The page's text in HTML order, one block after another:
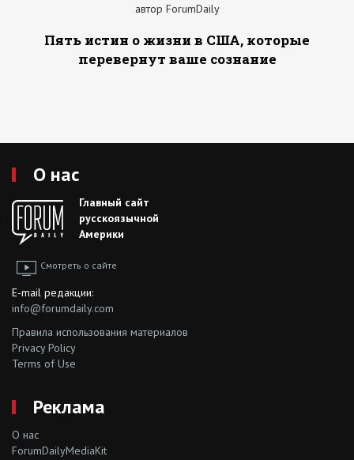
автор ForumDaily
Пять истин о жизни в США, которые
перевернут ваше сознание
О нас
Главный сайт
русскоязычной
Америки
Смотреть о сайте
E-mail редакции:
info@forumdaily.com
Правила использования материалов
Privacy Policy
Terms of Use
Реклама
О нас
ForumDailyMediaKit